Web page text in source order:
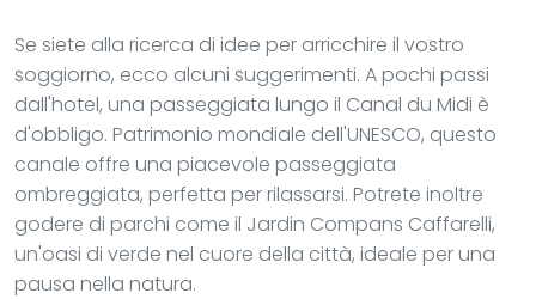
Se siete alla ricerca di idee per arricchire il vostro
soggiorno, ecco alcuni suggerimenti. A pochi passi
dall'hotel, una passeggiata lungo il Canal du Midi è
d'obbligo. Patrimonio mondiale dell'UNESCO, questo
canale offre una piacevole passeggiata
ombreggiata, perfetta per rilassarsi. Potrete inoltre
godere di parchi come il Jardin Compans Caffarelli,
un'oasi di verde nel cuore della città, ideale per una
pausa nella natura.